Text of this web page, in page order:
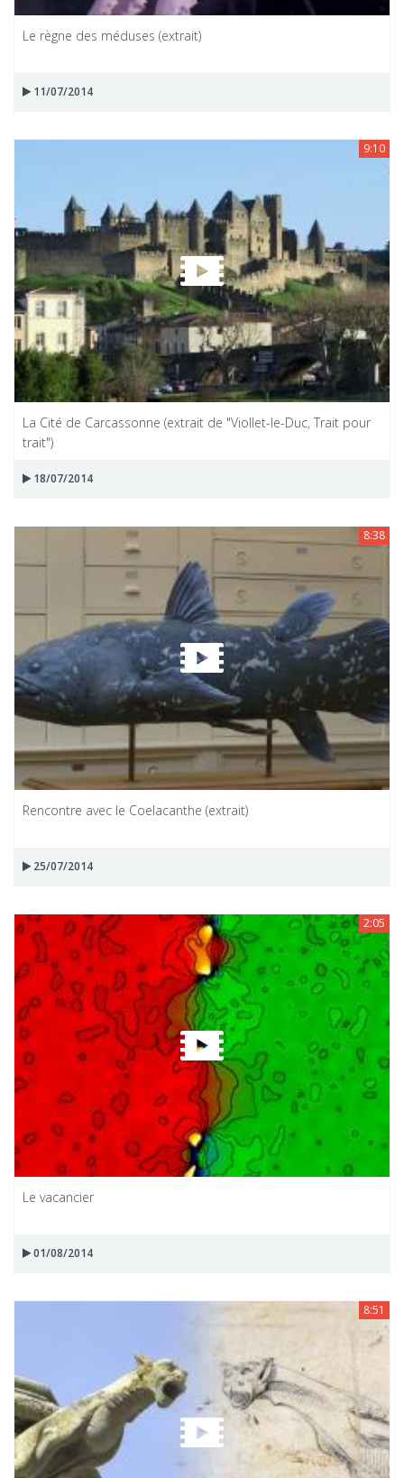
Le règne des méduses (extrait)
11/07/2014
9:10
La Cité de Carcassonne (extrait de "Viollet-le-Duc, Trait pour
trait")
18/07/2014
8:38
Rencontre avec le Coelacanthe (extrait)
25/07/2014
2:05
Le vacancier
01/08/2014
8:51